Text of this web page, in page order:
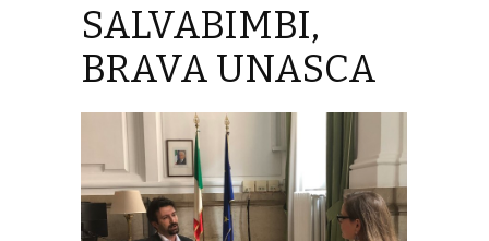
SALVABIMBI,
BRAVA UNASCA